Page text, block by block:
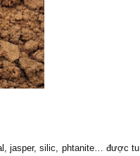
jasper, silic, phtanite… được tu